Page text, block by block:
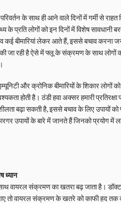
के साथ ही आने वाले दिनों में गर्मी से राहत
के प्रति लोगों को इन दिनों में विशेष
कई बीमारियां लेकर आते हैं, इससे बचाव करना
की जा रही है ऐसे में फ्लू के संक्रमण के साथ
और क्रोनिक बीमारियों के शिकार लोगों
होती है। ठंडी हवा अक्सर हमारी
बढ़ा सकती है, इससे बचाव के लिए उपायों
उपायों के बारे में जानते हैं जिनको प्रयोग में
ध्यान
वायरल संक्रमण का खतरा बढ़ जाता है।
तो वायरल संक्रमण के खतरे को काफी हद तक